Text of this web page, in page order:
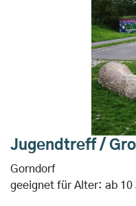
Jugendtreff /
Gorndorf
geeignet für Alter: ab 10